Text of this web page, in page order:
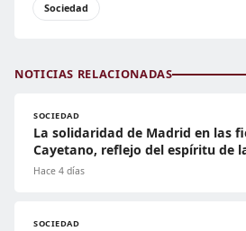
Sociedad
NOTICIAS RELACIONADAS
SOCIEDAD
La solidaridad de Madrid en las
Cayetano, reflejo del espíritu de
Hace 4 días
SOCIEDAD